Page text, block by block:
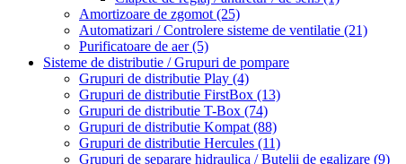
Amortizoare de zgomot (25)
Automatizari / Controlere sisteme de ventilatie (21)
Purificatoare de aer(5)
Sisteme de distributie / Grupuri de pompare
Grupuri de distributie Play (4)
Grupuri de distributie FirstBox (13)
Grupuri de distributie T-Box (74)
Grupuri de distributie Kompat (88)
Grupuri de distributie Hercules (11)
Grupuri de separare hidraulica / Butelii de egalizare (9)